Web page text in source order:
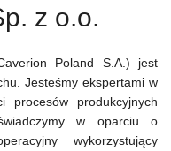
z o.o.
Poland S.A.) jest
Jesteśmy ekspertami w
procesów produkcyjnych
w oparciu o
wykorzystujący